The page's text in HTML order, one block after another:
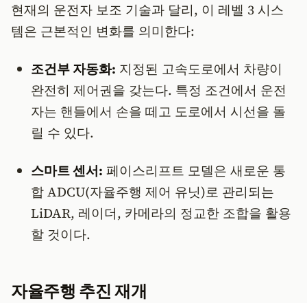
​현재의 운전자 보조 기술과 달리, 이 레벨 3 시스
템은 근본적인 변화를 의미한다:
조건부 자동화: 지정된 고속도로에서 차량이
완전히 제어권을 갖는다. 특정 조건에서 운전
자는 핸들에서 손을 떼고 도로에서 시선을 돌
릴 수 있다.
스마트 센서: 페이스리프트 모델은 새로운 통
합 ADCU(자율주행 제어 유닛)로 관리되는
LiDAR, 레이더, 카메라의 정교한 조합을 활용
할 것이다.
​자율주행 추진 재개